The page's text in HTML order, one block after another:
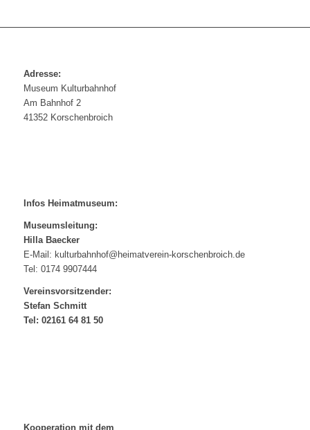
Adresse:
Museum Kulturbahnhof
Am Bahnhof 2
41352 Korschenbroich
Infos Heimatmuseum:
Museumsleitung:
Hilla Baecker
E-Mail: kulturbahnhof@heimatverein-korschenbroich.de
Tel: 0174 9907444
Vereinsvorsitzender:
Stefan Schmitt
Tel: 02161 64 81 50
Kooperation mit dem